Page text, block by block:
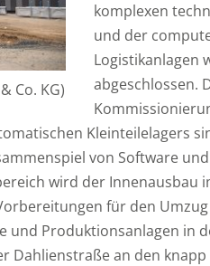
Co. KG)
komplexen
und der
Logistikanlagen
abgeschlossen.
Kleinteilelagers
von Software
wird der Innenausbau
für den
und Produktionsanlagen in
Dahlienstraße an den